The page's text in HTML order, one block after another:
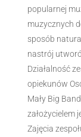
popularnej
muzycznych
sposób
nastrój
Działalność
opiekunów
Mały Big
założycielem
Zajęcia